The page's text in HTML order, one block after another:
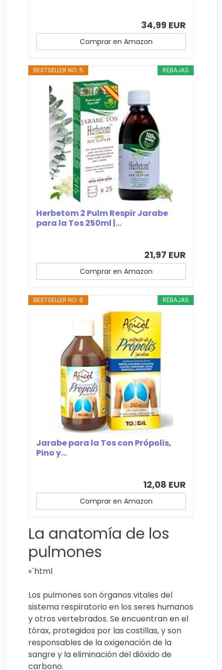
34,99 EUR
Comprar en Amazon
REBAJAS
BESTSELLER NO. 5
Herbetom 2 Pulm Respir Jarabe
para la Tos 250ml |...
21,97 EUR
Comprar en Amazon
REBAJAS
BESTSELLER NO. 6
Jarabe para la Tos con Própolis,
Pino y...
12,08 EUR
Comprar en Amazon
La anatomía de los
pulmones
«`html
Los pulmones son órganos vitales del
sistema respiratorio en los seres humanos
y otros vertebrados. Se encuentran en el
tórax, protegidos por las costillas, y son
responsables de la oxigenación de la
sangre y la eliminación del dióxido de
carbono.